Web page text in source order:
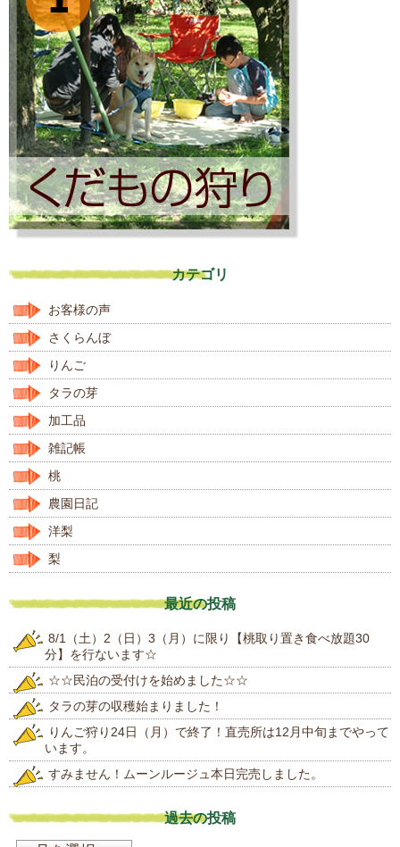
カテゴリ
お客様の声
さくらんぼ
りんご
タラの芽
加工品
雑記帳
桃
農園日記
洋梨
梨
最近の投稿
8/1（土）2（日）3（月）に限り【桃取り置き食べ放題30
分】を行ないます☆
☆☆民泊の受付けを始めました☆☆
タラの芽の収穫始まりました！
りんご狩り24日（月）で終了！直売所は12月中旬までやって
います。
すみません！ムーンルージュ本日完売しました。
過去の投稿